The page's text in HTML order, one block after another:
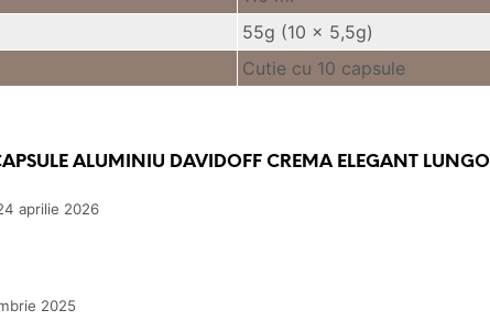
55g (10 x 5,5g)
Cutie cu 10 capsule
ALUMINIU DAVIDOFF CREMA ELEGANT
aprilie 2026
2025